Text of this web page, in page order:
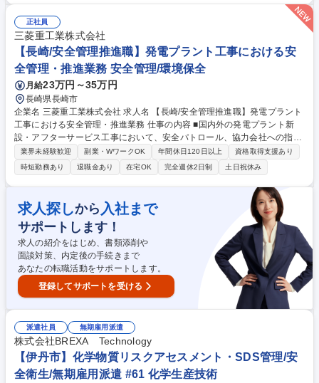
である大型ボイラや吸収式冷凍機、ターボ冷凍機などを、お客さまの熱負
荷にあわせて24時間体制(交替勤務)で運転 ■電気を発電し、その排熱を地
域冷暖房で活用するためのガスエンジンやガスタービン・コージェネレー
ションシステムの起動・停止業務 ■日勤者は、定期修理工事や設備更新工
事の計画を立案し、工事立ち会い。また、機器トラブルに際しては、メー
カーや協力会社に指示を出し、突発修理を行います。 募集職種 【幕張/プ
ラントオペレーション(地域冷暖房センター)】自社設備/上流に携われる
正社員
三菱重工業株式会社
【長崎/安全管理推進職】発電プラント工事における安
全管理・推進業務 安全管理/環境保全
月給23万円～35万円
長崎県長崎市
企業名 三菱重工業株式会社 求人名 【長崎/安全管理推進職】発電プラント
工事における安全管理・推進業務 仕事の内容 ■国内外の発電プラント新
設・アフターサービス工事において、安全パトロール、協力会社への指
導、リスクアセスメント推進、ITツールを活用した安全管理や安全文化醸
成の企画・推進等を担当します。 【詳細】■現地工事の安全パトロール、
是正指導、協力会社との調整 ■危険予知活動等のリスクアセスメント推進
■災害・ヒヤリハット事例分析と再発防止策展開 ■ITツールを活用した安全
管理データのデジタル化推進 ■労働安全衛生法等の遵守確認、安全大会・
教育の企画運営 【魅力】★「現場で働く人の命と当たり前の日常を守る」
責任と誇り。無事故で工事を完遂できた際の達成感と大きな成長を実感で
きます。 募集職種 【長崎/安全管理推進職】発電プラント工事における安
全管理・推進業務
業界未経験歓迎 副業・WワークOK 年間休日120日以上
資格取得支援あり
時短勤務あり
退職金あり 在宅OK 完全週休2日制 土日祝休み
求人探しから 入社まで
サポートします！
求人の紹介をはじめ、書類添削や
面談対策、内定後の手続きまで
あなたの転職活動をサポートします。
登録してサポートを受ける
派遣社員 無期雇用派遣
株式会社BREXA Technology
【伊丹市】化学物質リスクアセスメント・SDS管理/安
全衛生/無期雇用派遣 #61 化学生産技術